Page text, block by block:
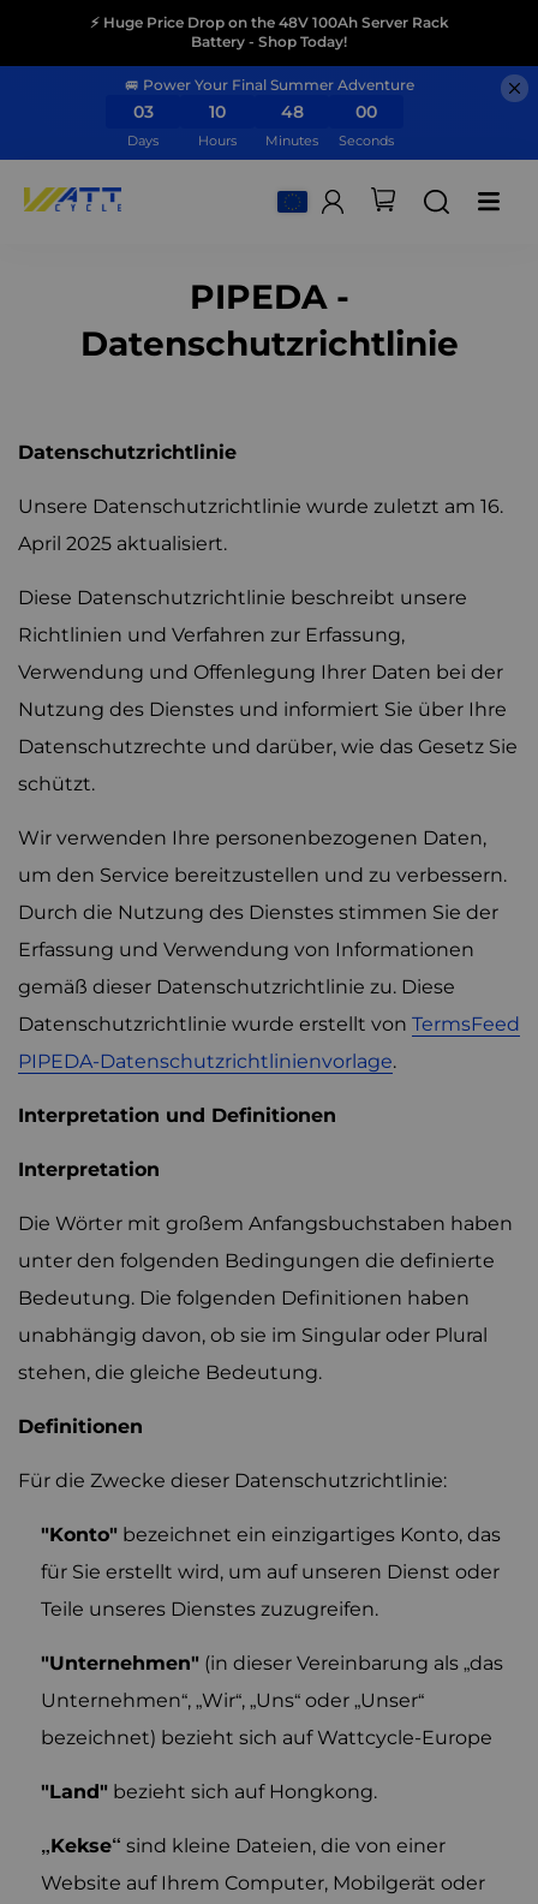
⚡ Huge Price Drop on the 48V 100Ah Server Rack
Battery - Shop Today!
🚐 Power Your Final Summer Adventure
03
Days
10
Hours
47
Minutes
59
Seconds
PIPEDA -
Datenschutzrichtlinie
Datenschutzrichtlinie
Unsere Datenschutzrichtlinie wurde zuletzt am 16.
April 2025 aktualisiert.
Diese Datenschutzrichtlinie beschreibt unsere
Richtlinien und Verfahren zur Erfassung,
Verwendung und Offenlegung Ihrer Daten bei der
Nutzung des Dienstes und informiert Sie über Ihre
Datenschutzrechte und darüber, wie das Gesetz Sie
schützt.
Wir verwenden Ihre personenbezogenen Daten,
um den Service bereitzustellen und zu verbessern.
Durch die Nutzung des Dienstes stimmen Sie der
Erfassung und Verwendung von Informationen
gemäß dieser Datenschutzrichtlinie zu. Diese
Datenschutzrichtlinie wurde erstellt von TermsFeed
PIPEDA-Datenschutzrichtlinienvorlage.
Interpretation und Definitionen
Interpretation
Die Wörter mit großem Anfangsbuchstaben haben
unter den folgenden Bedingungen die definierte
Bedeutung. Die folgenden Definitionen haben
unabhängig davon, ob sie im Singular oder Plural
stehen, die gleiche Bedeutung.
Definitionen
Für die Zwecke dieser Datenschutzrichtlinie:
"Konto" bezeichnet ein einzigartiges Konto, das
für Sie erstellt wird, um auf unseren Dienst oder
Teile unseres Dienstes zuzugreifen.
"Unternehmen" (in dieser Vereinbarung als „das
Unternehmen“, „Wir“, „Uns“ oder „Unser“
bezeichnet) bezieht sich auf Wattcycle-Europe
"Land" bezieht sich auf Hongkong.
„Kekse“ sind kleine Dateien, die von einer
Website auf Ihrem Computer, Mobilgerät oder